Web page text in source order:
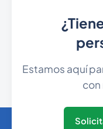
Estamos aquí